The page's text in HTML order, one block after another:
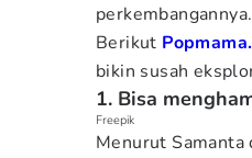
perkembangannya.
Berikut
bikin susah
1. Bisa
Freepik
Menurut Samanta